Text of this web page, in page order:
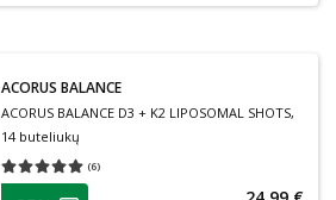
ACORUS BALANCE
ACORUS BALANCE D3 + K2 LIPOSOMAL SHOTS,
14 buteliukų
(6)
Vidutinis įvertinimas 5.00
patarimas